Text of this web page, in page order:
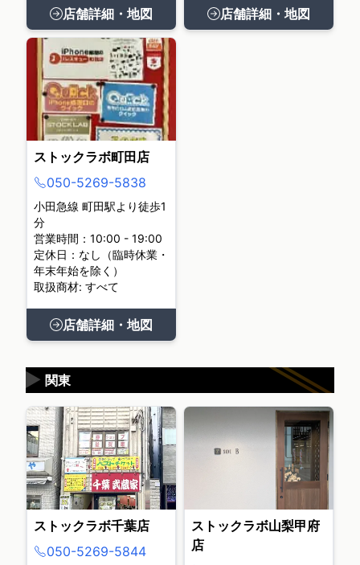
店舗詳細・地図 店舗詳細・地図
ストックラボ町田店
050-5269-5838
小田急線 町田駅より徒歩1
分
営業時間：10:00 - 19:00
定休日：なし（臨時休業・
年末年始を除く）
取扱商材: すべて
店舗詳細・地図
関東
▶
ストックラボ千葉店
050-5269-5844
ストックラボ山梨甲府
店